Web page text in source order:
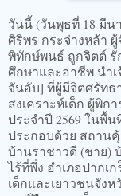
วันนี้ (วันพุธที่ 18 มีน
ศิริพร กระจ่างหล้า
พิทักษ์พนธ์ ถูกจิตต์ รั
ศึกษาและอาชีพ นำ
จันอับ] ที่ผู้มีจิตศรัท
สงเคราะห์เด็ก ผู้พิก
ประจำปี 2569 ในพื้
ประกอบด้วย สถาน
บ้านราชาวดี (ชาย)
ไร้ที่พึ่ง อำเภอปาก
เด็กและเยาวชนจัง